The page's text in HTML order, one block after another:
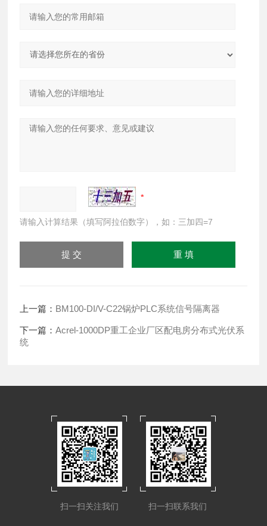
请输入计算结果（填写阿拉伯数字），如：三加四=7
上一篇： BM100-DI/V-C22锅炉PLC系统信号隔离器
下一篇：Acrel-1000DP重工企业厂区配电房分布式光伏系
统
扫一扫关注我们 扫一扫联系我们